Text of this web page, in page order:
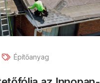
Építőanyag